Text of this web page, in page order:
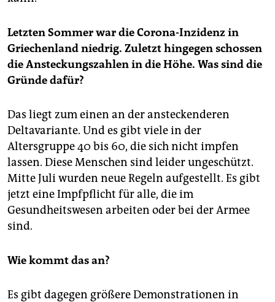
Letzten Sommer war die Corona-Inzidenz in
Griechenland niedrig. Zuletzt hingegen schossen
die Ansteckungszahlen in die Höhe. Was sind die
Gründe dafür?
Das liegt zum einen an der ansteckenderen
Deltavariante. Und es gibt viele in der
Altersgruppe 40 bis 60, die sich nicht impfen
lassen. Diese Menschen sind leider ungeschützt.
Mitte Juli wurden neue Regeln aufgestellt. Es gibt
jetzt eine Impfpflicht für alle, die im
Gesundheitswesen arbeiten oder bei der Armee
sind.
Wie kommt das an?
Es gibt dagegen größere Demonstrationen in